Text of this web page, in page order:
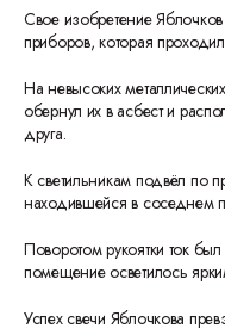
Свое изобретение Яблочков
приборов, которая
На невысоких
обернул их в асбест и
друга.
К светильникам подвёл по
находившейся в соседнем
Поворотом рукоятки ток
помещение осветилось
Успех свечи Яблочкова